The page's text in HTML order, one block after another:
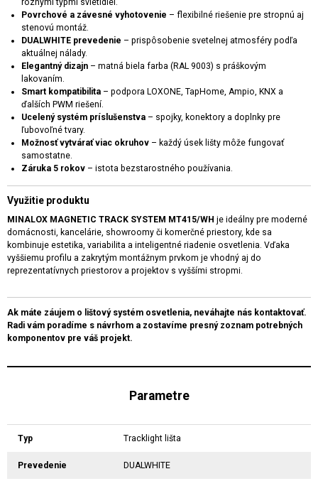
rôznymi typmi svietidiel.
Povrchové a závesné vyhotovenie – flexibilné riešenie pre stropnú aj
stenovú montáž.
DUALWHITE prevedenie – prispôsobenie svetelnej atmosféry podľa
aktuálnej nálady.
Elegantný dizajn – matná biela farba (RAL 9003) s práškovým
lakovaním.
Smart kompatibilita – podpora LOXONE, TapHome, Ampio, KNX a
ďalších PWM riešení.
Ucelený systém príslušenstva – spojky, konektory a doplnky pre
ľubovoľné tvary.
Možnosť vytvárať viac okruhov – každý úsek lišty môže fungovať
samostatne.
Záruka 5 rokov – istota bezstarostného používania.
Využitie produktu
MINALOX MAGNETIC TRACK SYSTEM MT415/WH je ideálny pre moderné
domácnosti, kancelárie, showroomy či komerčné priestory, kde sa
kombinuje estetika, variabilita a inteligentné riadenie osvetlenia. Vďaka
vyššiemu profilu a zakrytým montážnym prvkom je vhodný aj do
reprezentatívnych priestorov a projektov s vyššími stropmi.
Ak máte záujem o lištový systém osvetlenia, neváhajte nás kontaktovať.
Radi vám poradíme s návrhom a zostavíme presný zoznam potrebných
komponentov pre váš projekt.
Parametre
Typ Tracklight lišta
Prevedenie DUALWHITE